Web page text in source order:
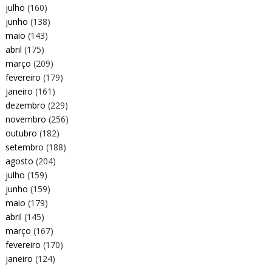
julho (160)
junho (138)
maio (143)
abril (175)
março (209)
fevereiro (179)
janeiro (161)
dezembro (229)
novembro (256)
outubro (182)
setembro (188)
agosto (204)
julho (159)
junho (159)
maio (179)
abril (145)
março (167)
fevereiro (170)
janeiro (124)